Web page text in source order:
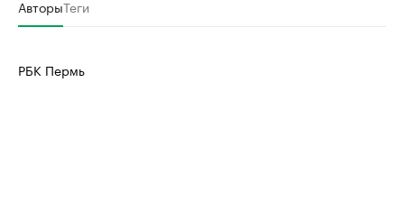
АвторыТеги
РБК Пермь